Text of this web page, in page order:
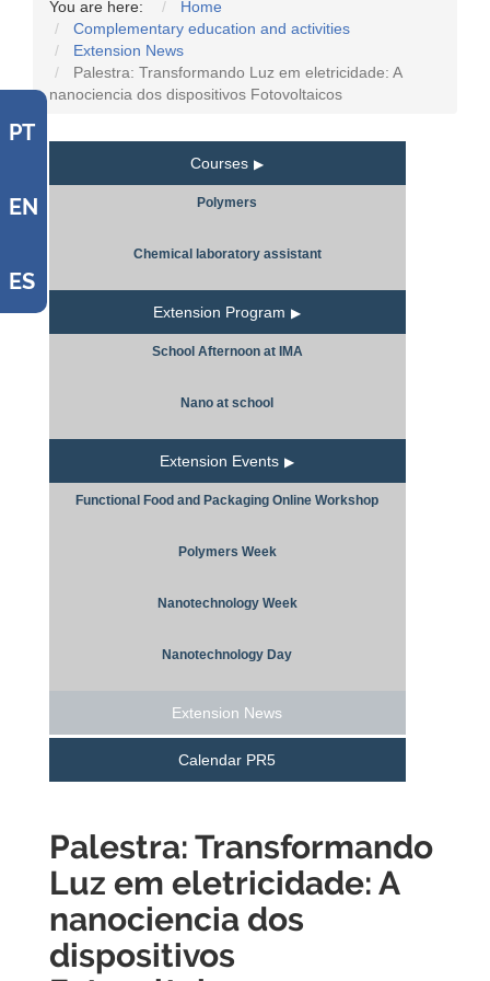
PT
EN
ES
You are here:
Home
Complementary education and activities
Extension News
Palestra: Transformando Luz em eletricidade: A
nanociencia dos dispositivos Fotovoltaicos
Courses
Polymers
Chemical laboratory assistant
Extension Program
School Afternoon at IMA
Nano at school
Extension Events
Functional Food and Packaging Online Workshop
Polymers Week
Nanotechnology Week
Nanotechnology Day
Extension News
Calendar PR5
Palestra: Transformando
Luz em eletricidade: A
nanociencia dos
dispositivos